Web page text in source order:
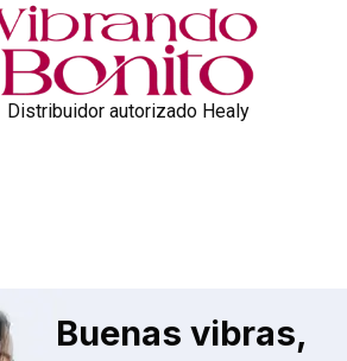
Distribuidor autorizado Healy
Buenas vibras,